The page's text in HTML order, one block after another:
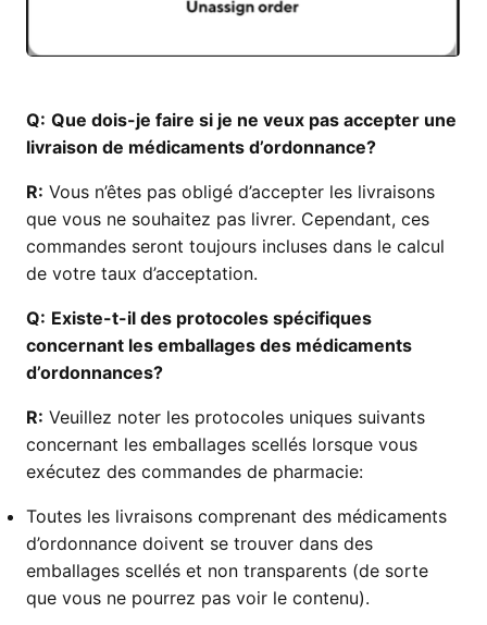
Q: Que dois-je faire si je ne veux pas accepter une
livraison de médicaments d’ordonnance?
R: Vous n’êtes pas obligé d’accepter les livraisons
que vous ne souhaitez pas livrer. Cependant, ces
commandes seront toujours incluses dans le calcul
de votre taux d’acceptation.
Q: Existe-t-il des protocoles spécifiques
concernant les emballages des médicaments
d’ordonnances?
R: Veuillez noter les protocoles uniques suivants
concernant les emballages scellés lorsque vous
exécutez des commandes de pharmacie:
Toutes les livraisons comprenant des médicaments
d’ordonnance doivent se trouver dans des
emballages scellés et non transparents (de sorte
que vous ne pourrez pas voir le contenu).